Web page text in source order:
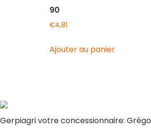
90
€4,81
Ajouter au panier
Gerpiagri votre concessionnaire: